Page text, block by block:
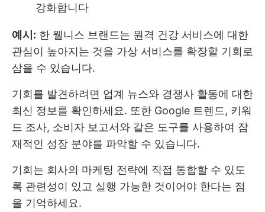
강화합니다
예시: 한 웰니스 브랜드는 원격 건강 서비스에 대한
관심이 높아지는 것을 가상 서비스를 확장할 기회로
삼을 수 있습니다.
기회를 발견하려면 업계 뉴스와 경쟁사 활동에 대한
최신 정보를 확인하세요. 또한 Google 트렌드, 키워
드 조사, 소비자 보고서와 같은 도구를 사용하여 잠
재적인 성장 분야를 파악할 수 있습니다.
기회는 회사의 마케팅 전략에 직접 통합할 수 있도
록 관련성이 있고 실행 가능한 것이어야 한다는 점
을 기억하세요.